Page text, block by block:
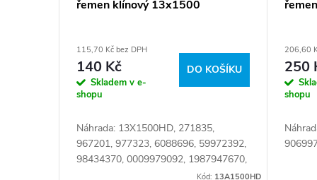
řemen klínový 13x1500
115,70 Kč bez DPH
140 Kč
Skladem v e-
shopu
DO KOŠÍKU
Náhrada: 13X1500HD, 271835,
967201, 977323, 6088696, 59972392,
98434370, 0009979092, 1987947670,
A0009979092, A0019973292,
Kód: 13A1500HD
206,60
250
shopu